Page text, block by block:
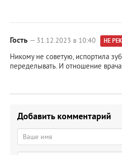
Гость — 31.12.2023 в 10:40 НЕ
Никому не советую, испортила
переделывать. И отношение
Добавить комментарий